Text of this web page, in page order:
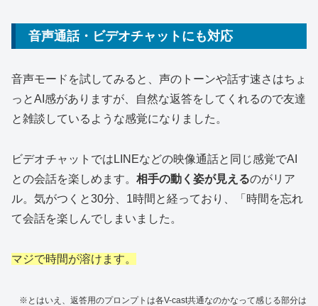
音声通話・ビデオチャットにも対応
音声モードを試してみると、声のトーンや話す速さはちょ
っとAI感がありますが、自然な返答をしてくれるので友達
と雑談しているような感覚になりました。
ビデオチャットではLINEなどの映像通話と同じ感覚でAI
との会話を楽しめます。 相手の動く姿が見えるのがリア
ル。気がつくと30分、1時間と経っており、「時間を忘れ
て会話を楽しんでしまいました。
マジで時間が溶けます。
※ とはいえ、 返答用のプロンプトは各V-cast共通なのかなって感じる部分は